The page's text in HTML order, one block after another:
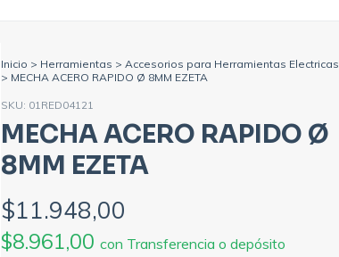
Inicio > Herramientas > Accesorios para Herramientas Electricas
> MECHA ACERO RAPIDO Ø 8MM EZETA
SKU: 01RED04121
MECHA ACERO RAPIDO Ø
8MM EZETA
$11.948,00
$8.961,00 con Transferencia o depósito